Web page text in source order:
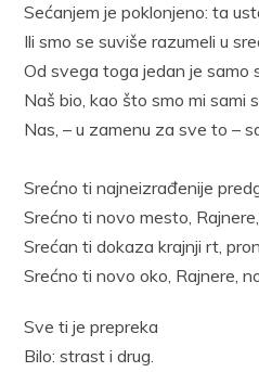
Sećanjem je poklonjeno: ta
Ili smo se suviše razumeli u
Od svega toga jedan je samo
Naš bio, kao što smo mi sami
Nas, – u zamenu za sve to –
Srećno ti najneizrađenije
Srećno ti novo mesto,
Srećan ti dokaza krajnji rt,
Srećno ti novo oko, Rajnere,
Sve ti je prepreka
Bilo: strast i drug.